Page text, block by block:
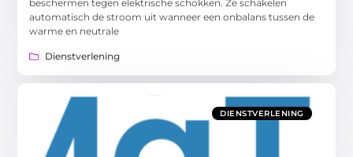
beschermen tegen elektrische schokken. Ze schakelen
automatisch de stroom uit wanneer een onbalans tussen de
warme en neutrale
Dienstverlening
DIENSTVERLENING